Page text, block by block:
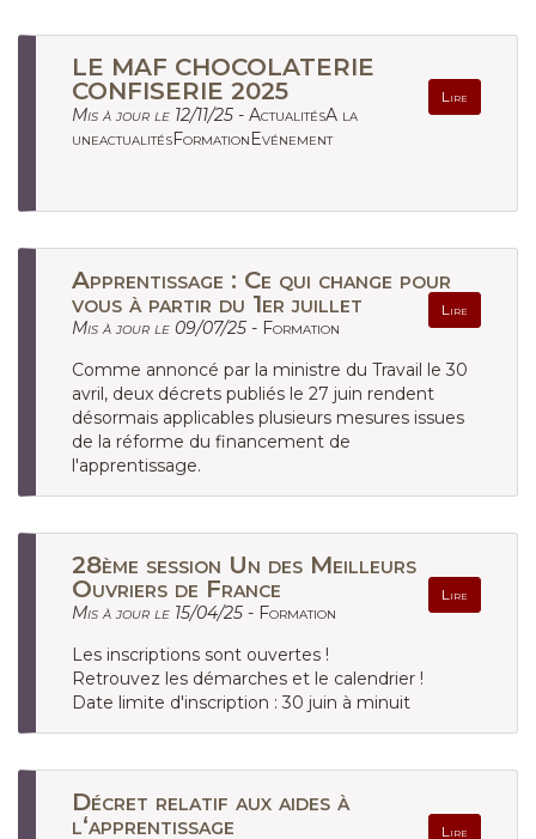
LE MAF CHOCOLATERIE
CONFISERIE 2025
Lire
Mis à jour le 12/11/25 - ActualitésA la
uneactualitésFormationEvénement
Apprentissage : Ce qui change pour
vous à partir du 1er juillet
Lire
Mis à jour le 09/07/25 - Formation
Comme annoncé par la ministre du Travail le 30
avril, deux décrets publiés le 27 juin rendent
désormais applicables plusieurs mesures issues
de la réforme du financement de
l'apprentissage.
28ème session Un des Meilleurs
Ouvriers de France
Lire
Mis à jour le 15/04/25 - Formation
Les inscriptions sont ouvertes !
Retrouvez les démarches et le calendrier !
Date limite d'inscription : 30 juin à minuit
Décret relatif aux aides à
l‘apprentissage
Lire